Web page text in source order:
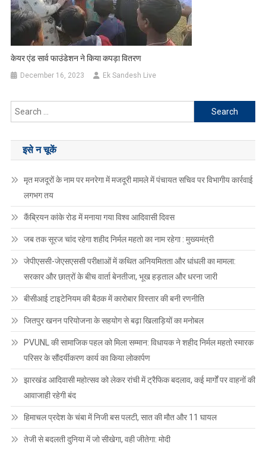
केयर एंड सार्व फाउंडेशन ने किया कपड़ा वितरण
December 16, 2023 Ek Sandesh Live
Search
for:
इसे न चूकें
मृत मजदूरों के नाम पर मनरेगा में मजदूरी मामले में पंचायत सचिव पर विभागीय कार्रवाई
लगभग तय
कैंब्रियन कांके रोड में मनाया गया विश्व आदिवासी दिवस
जब तक सूरज चांद रहेगा शहीद निर्मल महतो का नाम रहेगा : मुख्यमंत्री
जेपीएससी-जेएसएससी परीक्षाओं में कथित अनियमितता और धांधली का मामला:
सरकार और छात्रों के बीच वार्ता बेनतीजा, भूख हड़ताल और धरना जारी
बीसीआई टाइटेनियम की बैठक में कारोबार विस्तार की बनी रणनीति
जितपुर खनन परियोजना के सहयोग से बढ़ा खिलाड़ियों का मनोबल
PVUNL की सामाजिक पहल को मिला सम्मान: विधायक ने शहीद निर्मल महतो स्मारक
परिसर के सौंदर्यीकरण कार्य का किया लोकार्पण
झारखंड आदिवासी महोत्सव को लेकर रांची में ट्रैफिक बदलाव, कई मार्गों पर वाहनों की
आवाजाही रहेगी बंद
हिमाचल प्रदेश के चंबा में निजी बस पलटी, सात की मौत और 11 घायल
तेजी से बदलती दुनिया में जो सीखेगा, वही जीतेगा: मोदी